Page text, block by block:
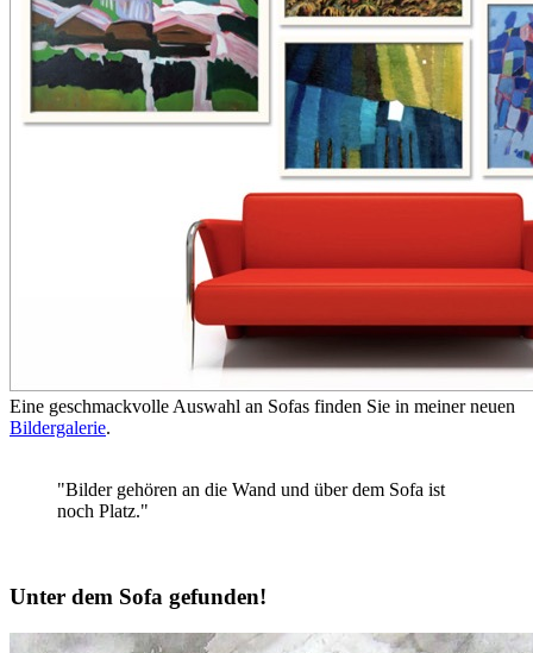
Eine geschmackvolle Auswahl an Sofas finden Sie in meiner neuen
Bildergalerie.
"Bilder gehören an die Wand und über dem Sofa ist
noch Platz."
Unter dem Sofa gefunden!